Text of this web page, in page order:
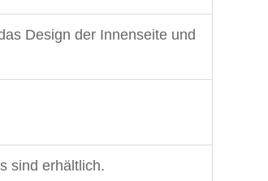
Design der Innenseite und
sind erhältlich.